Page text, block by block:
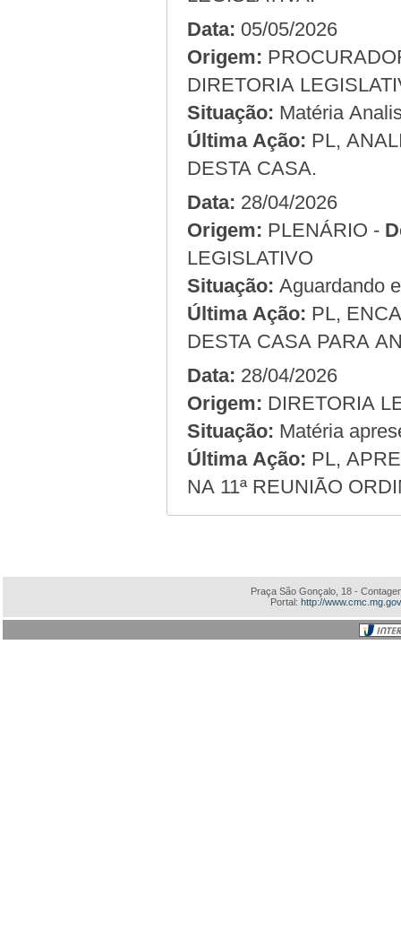
Data: 05/05/2026
Origem:
DIRETORIA
Situação: Matéria
Última Ação: PL,
DESTA CASA.
Data: 28/04/2026
Origem:
PLENÁRIO -
LEGISLATIVO
Situação: Aguardando
Última Ação: PL,
DESTA CASA PARA
Data: 28/04/2026
Origem:
Situação: Matéria
Última Ação: PL,
NA 11ª REUNIÃO
Praça São Gonçalo, 18 -
Portal: http://